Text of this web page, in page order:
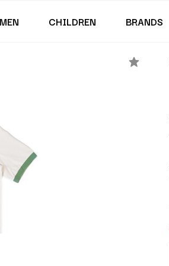
MEN CHILDREN BRANDS